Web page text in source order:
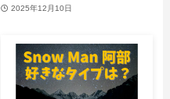
2025年12月10日